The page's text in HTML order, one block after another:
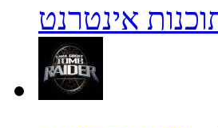
אינטרנט